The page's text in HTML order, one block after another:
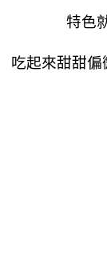
特色
吃起來甜甜偏